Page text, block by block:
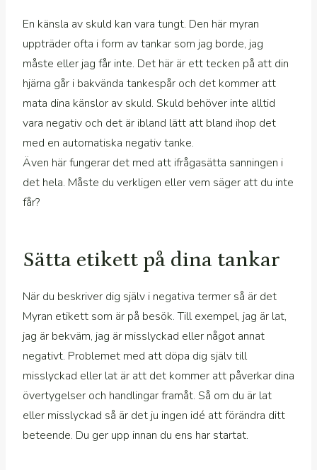
En känsla av skuld kan vara tungt. Den här myran
uppträder ofta i form av tankar som jag borde, jag
måste eller jag får inte. Det här är ett tecken på att din
hjärna går i bakvända tankespår och det kommer att
mata dina känslor av skuld. Skuld behöver inte alltid
vara negativ och det är ibland lätt att bland ihop det
med en automatiska negativ tanke.
Även här fungerar det med att ifrågasätta sanningen i
det hela. Måste du verkligen eller vem säger att du inte
får?
Sätta etikett på dina tankar
När du beskriver dig själv i negativa termer så är det
Myran etikett som är på besök. Till exempel, jag är lat,
jag är bekväm, jag är misslyckad eller något annat
negativt. Problemet med att döpa dig själv till
misslyckad eller lat är att det kommer att påverkar dina
övertygelser och handlingar framåt. Så om du är lat
eller misslyckad så är det ju ingen idé att förändra ditt
beteende. Du ger upp innan du ens har startat.